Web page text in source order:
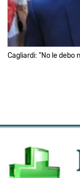
Cagliardi: "No le debo